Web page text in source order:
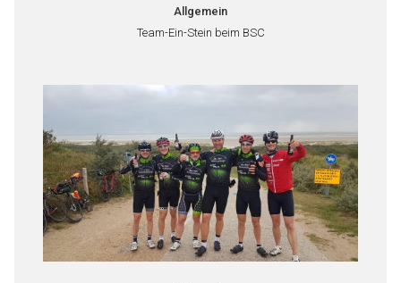
Allgemein
Team-Ein-Stein beim BSC